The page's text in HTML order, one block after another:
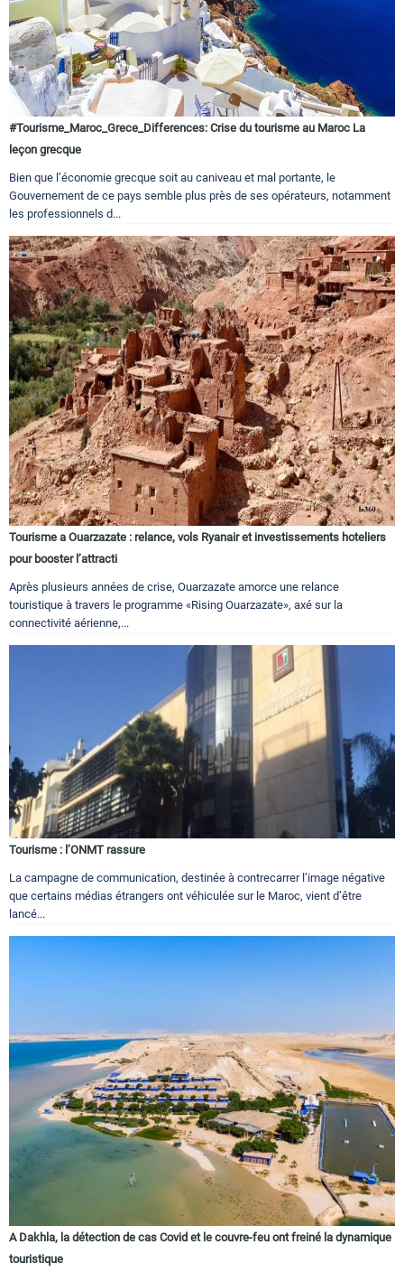
#Tourisme_Maroc_Grece_Differences: Crise du tourisme au Maroc La
leçon grecque
Bien que l’économie grecque soit au caniveau et mal portante, le
Gouvernement de ce pays semble plus près de ses opérateurs, notamment
les professionnels d...
Tourisme a Ouarzazate : relance, vols Ryanair et investissements hoteliers
pour booster l’attracti
Après plusieurs années de crise, Ouarzazate amorce une relance
touristique à travers le programme «Rising Ouarzazate», axé sur la
connectivité aérienne,...
Tourisme : l’ONMT rassure
La campagne de communication, destinée à contrecarrer l’image négative
que certains médias étrangers ont véhiculée sur le Maroc, vient d’être
lancé...
A Dakhla, la détection de cas Covid et le couvre-feu ont freiné la dynamique
touristique